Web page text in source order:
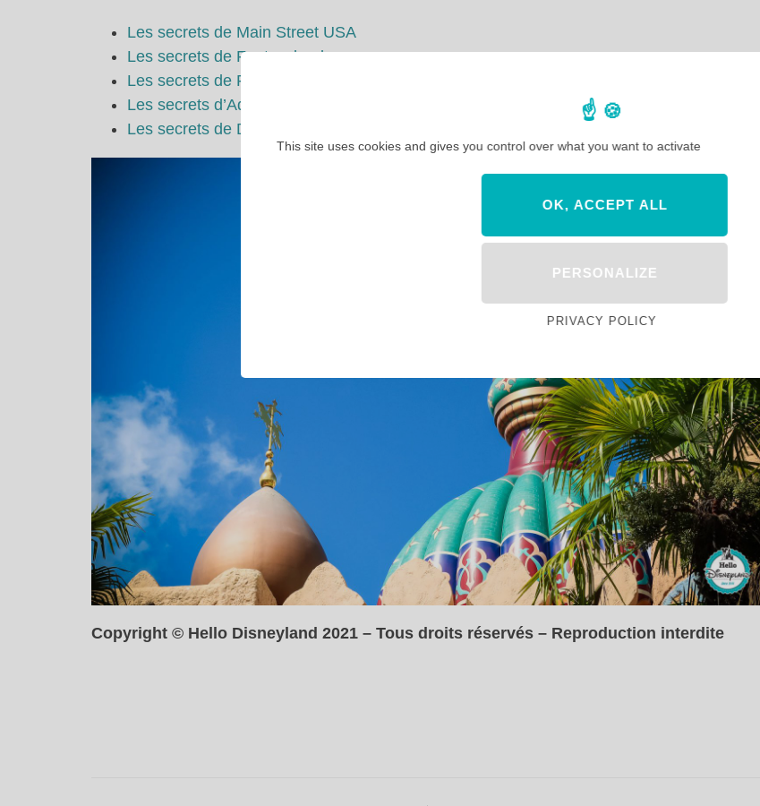
Les secrets de Main Street USA
Les secrets de Fantasyland
Les secrets de Frontierland
Les secrets d’Adventureland
Les secrets de Discoveryland
Copyright © Hello Disneyland 2021 – Tous droits réservés – Reproduction interdite
This site uses cookies and gives you control over what you want to activate
OK, ACCEPT ALL
PERSONALIZE
PRIVACY POLICY